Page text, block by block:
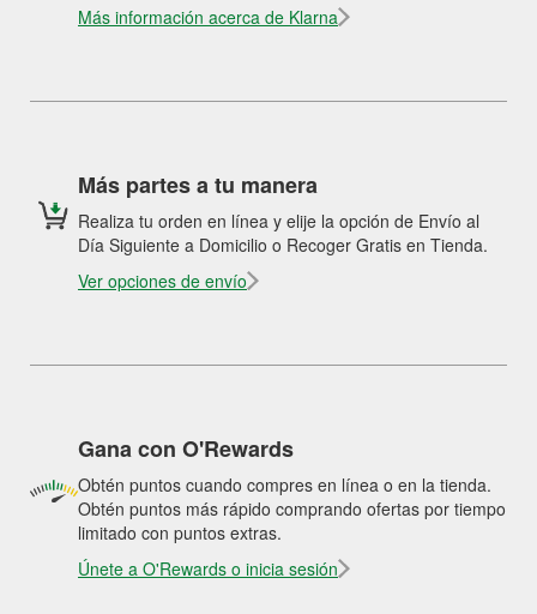
Más información acerca de Klarna
Más partes a tu manera
Realiza tu orden en línea y elije la opción de Envío al
Día Siguiente a Domicilio o Recoger Gratis en Tienda.
Ver opciones de envío
Gana con O'Rewards
Obtén puntos cuando compres en línea o en la tienda.
Obtén puntos más rápido comprando ofertas por tiempo
limitado con puntos extras.
Únete a O'Rewards o inicia sesión